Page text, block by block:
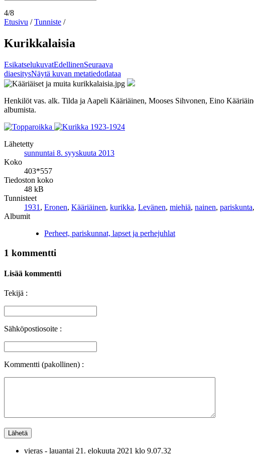
4/8
Etusivu /Tunniste /
Kurikkalaisia
EsikatselukuvatEdellinenSeuraava
diaesitysNäytä kuvan metatiedotlataa
Henkilöt vas. alk. Tilda ja Aapeli Kääriäinen, Mooses Sihvonen, Eino
albumista.
Lähetetty
sunnuntai 8. syyskuuta 2013
Koko
403*557
Tiedoston koko
48 kB
Tunnisteet
1931 , Eronen, Kääriäinen, kurikka, Levänen, miehiä, nainen, pariskunta,
Albumit
Perheet, pariskunnat, lapset ja perhejuhlat
1 kommentti
Lisää kommentti
Tekijä :
Sähköpostiosoite :
Kommentti (pakollinen) :
vieras - lauantai 21. elokuuta 2021 klo 9.07.32